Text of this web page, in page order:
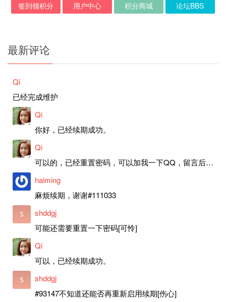
签到领积分 用户中心 积分商城 论坛BBS
最新评论
Qi
已经完成维护
Qi
你好，已经续期成功。
Qi
可以的，已经重置密码，可以加我一下QQ，留言后我就发密码给你。
haiming
麻烦续期，谢谢#111033
shddgj
可能还需要重置一下密码[可怜]
Qi
可以，已经续期成功。
shddgj
#93147不知道还能否再重新启用续期[伤心]